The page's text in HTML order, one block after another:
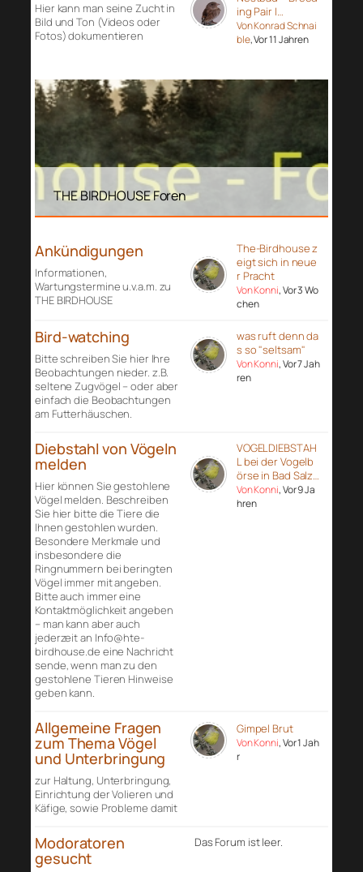
Hier kann man seine Zucht in
Bild und Ton (Videos oder
Fotos) dokumentieren
ing Pair I…
Von Konrad Schnai
ble, Vor 11 Jahren
THE BIRDHOUSE Foren
Ankündigungen
Informationen,
Wartungstermine u.v.a.m. zu
THE BIRDHOUSE
The-Birdhouse z
eigt sich in neue
r Pracht
Von Konni, Vor 3 Wo
chen
Bird-watching
Bitte schreiben Sie hier Ihre
Beobachtungen nieder. z.B.
seltene Zugvögel – oder aber
einfach die Beobachtungen
am Futterhäuschen.
was ruft denn da
s so "seltsam"
Von Konni, Vor 7 Jah
ren
Diebstahl von Vögeln
melden
Hier können Sie gestohlene
Vögel melden. Beschreiben
Sie hier bitte die Tiere die
Ihnen gestohlen wurden.
Besondere Merkmale und
insbesondere die
Ringnummern bei beringten
Vögel immer mit angeben.
Bitte auch immer eine
Kontaktmöglichkeit angeben
– man kann aber auch
jederzeit an Info@hte-
birdhouse.de eine Nachricht
sende, wenn man zu den
gestohlene Tieren Hinweise
geben kann.
VOGELDIEBSTAH
L bei der Vogelb
örse in Bad Salz…
Von Konni, Vor 9 Ja
hren
Allgemeine Fragen
zum Thema Vögel
und Unterbringung
zur Haltung, Unterbringung,
Einrichtung der Volieren und
Käfige, sowie Probleme damit
Gimpel Brut
Von Konni, Vor 1 Jah
r
Modoratoren
gesucht
Das Forum ist leer.